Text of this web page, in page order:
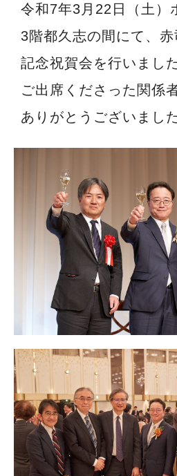
令和7年3月22日（土
3階都久志の間にて、
記念祝賀会を行いました
ご出席くださった関係
ありがとうございました